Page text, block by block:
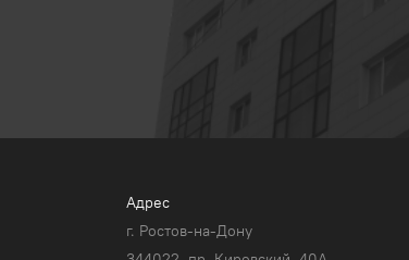
Адрес
г. Ростов-на-Дону